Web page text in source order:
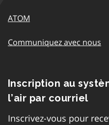
ATOM
Communiquez avec nous
Inscription au
l’air par courriel
Inscrivez-vous pour